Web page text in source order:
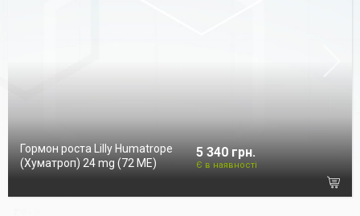
Гормон роста Lilly Humatrope
(Хуматроп) 24 mg (72 МЕ)
5 340 грн.
Є в наявності